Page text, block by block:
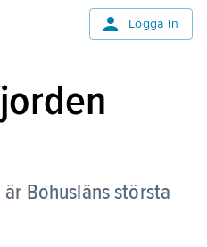
Logga in
är Bohusläns största